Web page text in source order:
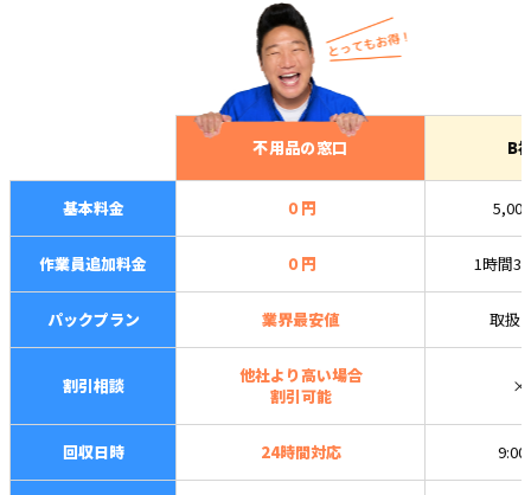
不用品の窓口 B
基本料金 ０円
作業員追加料金 ０円 1時間
パックプラン 業界最安値 取扱
割引相談
他社より高い場合
割引可能
×
回収日時 24時間対応 9:00